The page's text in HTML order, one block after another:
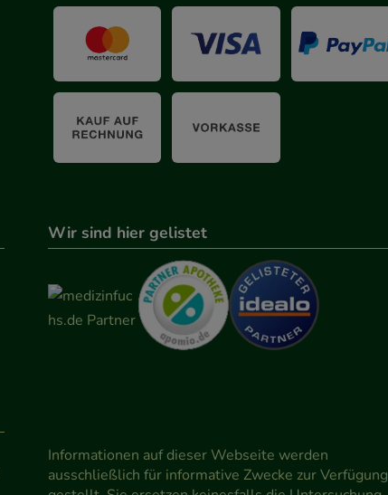
Wir sind hier gelistet
Informationen auf dieser Webseite werden
ausschließlich für informative Zwecke zur Verfügung